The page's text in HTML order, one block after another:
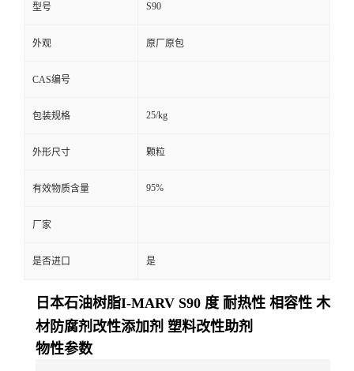
型号 S90
外观 原厂原包
CAS编号
包装规格 25/kg
外形尺寸 颗粒
有效物质含量 95%
厂家
是否进口 是
日本石油树脂I-MARV S90 度 耐热性 相容性 木
材防腐剂改性添加剂 塑料改性助剂
物性参数